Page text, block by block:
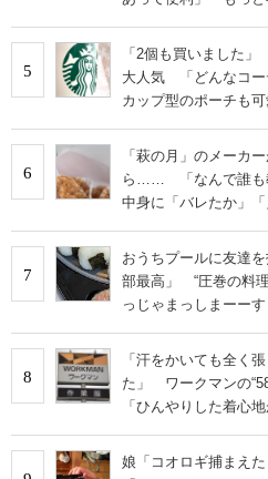
5
「2個も買いました
大人気 「どんなコー
カップ型のポーチも
6
「萩の月」のメーカ
ら…… 「なんで誰も
中身に「バレたか」「
7
おうちプールに友達
部最高」 “圧巻の料
っじゃまっしまーーす
8
「汗をかいても全く
た」 ワークマンの
「ひんやりした着心
娘「コオロギ捕まえ